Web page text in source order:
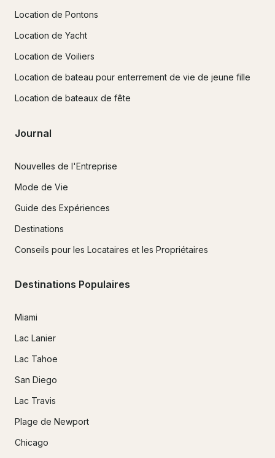
Location de Pontons
Location de Yacht
Location de Voiliers
Location de bateau pour enterrement de vie de jeune fille
Location de bateaux de fête
Journal
Nouvelles de l'Entreprise
Mode de Vie
Guide des Expériences
Destinations
Conseils pour les Locataires et les Propriétaires
Destinations Populaires
Miami
Lac Lanier
Lac Tahoe
San Diego
Lac Travis
Plage de Newport
Chicago